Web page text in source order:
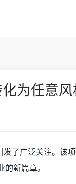
为任意风
了广泛关注。该项
新篇章。